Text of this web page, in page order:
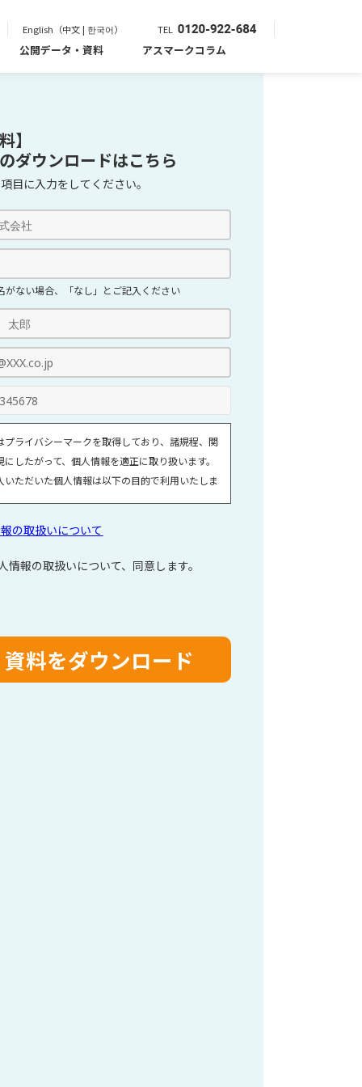
English（中文 | 한국어） TEL
公開データ・資料 アスマークコラム
】
ダウンロードはこちら
目に入力をしてください。
ない場合、「なし」とご記入ください
プライバシーマークを取得しており、諸規程、関
にしたがって、個人情報を適正に取り扱います。
いただいた個人情報は以下の目的で利用いたしま
済および対応
（提案）に基づく役務等の授受
の取扱いについて
情報の取扱いについて、同意します。